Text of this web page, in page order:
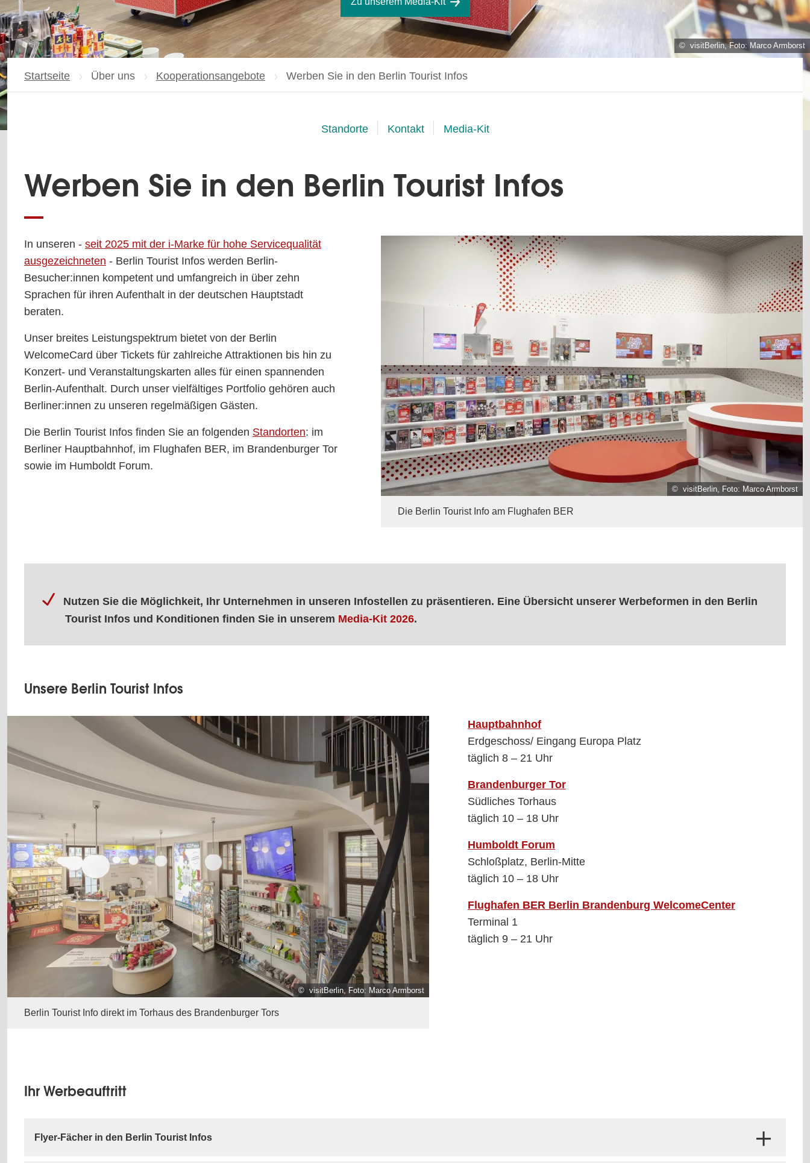
© visitBerlin, Foto: Marco Armborst
Startseite Über uns Kooperationsangebote Aktuelle Seite:
Werben Sie in den Berlin Tourist Infos
Standorte Kontakt Media-Kit
Werben Sie in den Berlin Tourist Infos
© visitBerlin, Foto: Marco Armborst
Die Berlin Tourist Info am Flughafen BER
In unseren - seit 2025 mit der i-Marke für hohe Servicequalität
ausgezeichneten - Berlin Tourist Infos werden Berlin-
Besucher:innen kompetent und umfangreich in über zehn
Sprachen für ihren Aufenthalt in der deutschen Hauptstadt
beraten.
Unser breites Leistungspektrum bietet von der Berlin
WelcomeCard über Tickets für zahlreiche Attraktionen bis hin zu
Konzert- und Veranstaltungskarten alles für einen spannenden
Berlin-Aufenthalt. Durch unser vielfältiges Portfolio gehören auch
Berliner:innen zu unseren regelmäßigen Gästen.
Die Berlin Tourist Infos finden Sie an folgenden Standorten: im
Berliner Hauptbahnhof, im Flughafen BER, im Brandenburger Tor
sowie im Humboldt Forum.
Nutzen Sie die Möglichkeit, Ihr Unternehmen in unseren Infostellen zu präsentieren. Eine Übersicht unserer Werbeformen in den Berlin
Tourist Infos und Konditionen finden Sie in unserem Media-Kit 2026.
Unsere Berlin Tourist Infos
© visitBerlin, Foto: Marco Armborst
Berlin Tourist Info direkt im Torhaus des Brandenburger Tors
Hauptbahnhof
Erdgeschoss/ Eingang Europa Platz
täglich 8 – 21 Uhr
Brandenburger Tor
Südliches Torhaus
täglich 10 – 18 Uhr
Humboldt Forum
Schloßplatz, Berlin-Mitte
täglich 10 – 18 Uhr
Flughafen BER Berlin Brandenburg WelcomeCenter
Terminal 1
täglich 9 – 21 Uhr
Ihr Werbeauftritt
Flyer-Fächer in den Berlin Tourist Infos